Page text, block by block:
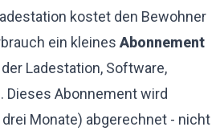
kostet den Bewohner
ein kleines Abonnement
Ladestation, Software,
Dieses Abonnement wird
drei Monate) abgerechnet - nicht